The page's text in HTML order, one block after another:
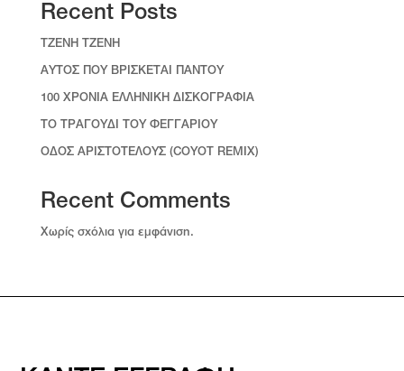
Recent Posts
TZENH TZENH
ΑΥΤΟΣ ΠΟΥ ΒΡΙΣΚΕΤΑΙ ΠΑΝΤΟΥ
100 ΧΡΟΝΙΑ ΕΛΛΗΝΙΚΗ ΔΙΣΚΟΓΡΑΦΙΑ
ΤΟ ΤΡΑΓΟΥΔΙ ΤΟΥ ΦΕΓΓΑΡΙΟΥ
ΟΔΟΣ ΑΡΙΣΤΟΤΕΛΟΥΣ (COYOT REMIX)
Recent Comments
Χωρίς σχόλια για εμφάνιση.